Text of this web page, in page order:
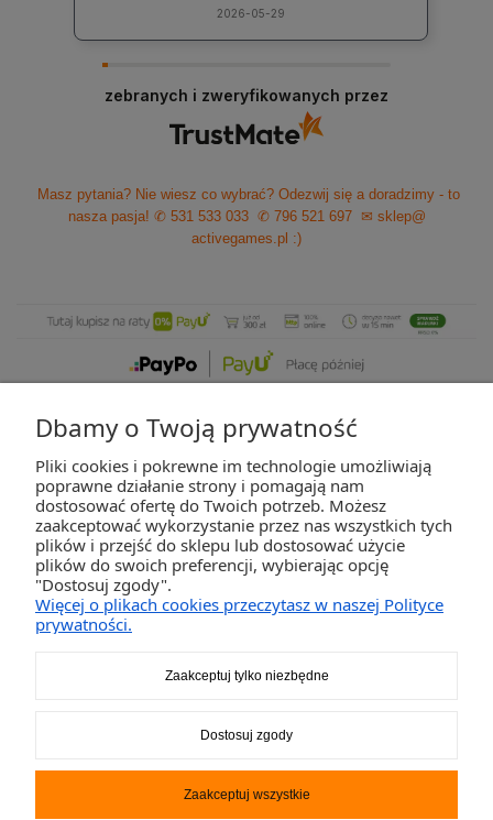
2026-05-29
zebranych i zweryfikowanych przez
Masz pytania? Nie wiesz co wybrać? Odezwij się a doradzimy - to
nasza pasja! ✆ 531 533 033 ✆ 796 521 697
✉ sklep@
activegames.pl :)
ZAKUPY
POMOC
2K-Invest Sp. j. Ul. Św. Wojciecha 60, 41-922 Radzionków, śląskie NIP: 645-241-94-
Dbamy o Twoją prywatność
Pliki cookies i pokrewne im technologie umożliwiają
poprawne działanie strony i pomagają nam
dostosować ofertę do Twoich potrzeb. Możesz
zaakceptować wykorzystanie przez nas wszystkich tych
plików i przejść do sklepu lub dostosować użycie
plików do swoich preferencji, wybierając opcję
"Dostosuj zgody".
Więcej o plikach cookies przeczytasz w naszej Polityce
prywatności.
Zaakceptuj tylko niezbędne
Dostosuj zgody
Zaakceptuj wszystkie